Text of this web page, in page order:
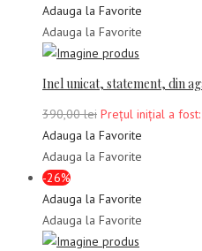
Adauga la Favorite
Adauga la Favorite
Inel unicat, statement, din
390,00lei Prețul inițial a
Adauga la Favorite
Adauga la Favorite
-26%
Adauga la Favorite
Adauga la Favorite